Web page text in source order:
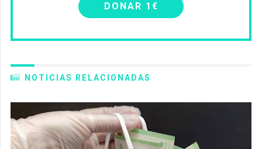
DONAR 1€
NOTICIAS RELACIONADAS